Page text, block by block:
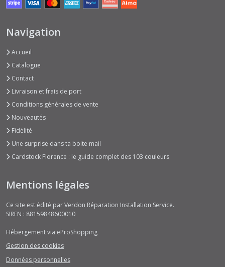
Perfect
Pearls
(7)
Afficher
les
résultats
Navigation
Accueil
Catalogue
Contact
Livraison et frais de port
Conditions générales de vente
Nouveautés
Fidélité
Une surprise dans ta boite mail
Cardstock Florence : le guide complet des 103 couleurs
Mentions légales
Ce site est édité par Verdon Réparation Installation Service.
SIREN : 88159848600010
Hébergement via eProShopping
Gestion des cookies
Données personnelles